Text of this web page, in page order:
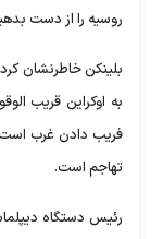
روسیه را از دست
بلینکن خاطرنشان
به اوکراین قریب
فریب دادن غرب
تهاجم است.
رئیس دستگاه